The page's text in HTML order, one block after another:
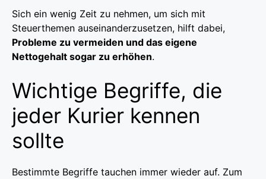
Sich ein wenig Zeit zu nehmen, um sich mit
Steuerthemen auseinanderzusetzen, hilft dabei,
Probleme zu vermeiden und das eigene
Nettogehalt sogar zu erhöhen.
Wichtige Begriffe, die
jeder Kurier kennen
sollte
Bestimmte Begriffe tauchen immer wieder auf. Zum